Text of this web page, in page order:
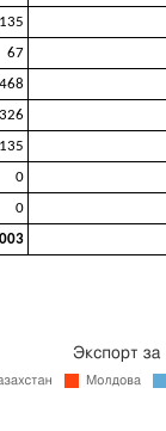
135
67
468
326
135
0
0